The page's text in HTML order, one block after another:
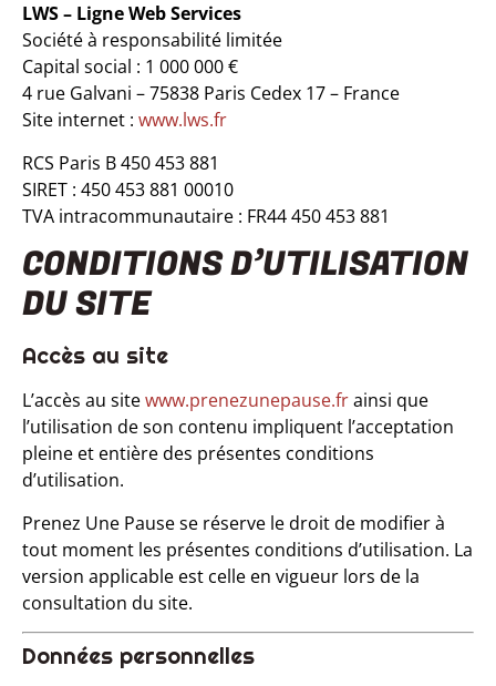
LWS – Ligne Web Services
Société à responsabilité limitée
Capital social : 1 000 000 €
4 rue Galvani – 75838 Paris Cedex 17 – France
Site internet : www.lws.fr
RCS Paris B 450 453 881
SIRET : 450 453 881 00010
TVA intracommunautaire : FR44 450 453 881
CONDITIONS D’UTILISATION
DU SITE
Accès au site
L’accès au sitewww.prenezunepause.frainsi que
l’utilisation de son contenu impliquent l’acceptation
pleine et entière des présentes conditions
d’utilisation.
Prenez Une Pause se réserve le droit de modifier à
tout moment les présentes conditions d’utilisation. La
version applicable est celle en vigueur lors de la
consultation du site.
Données personnelles